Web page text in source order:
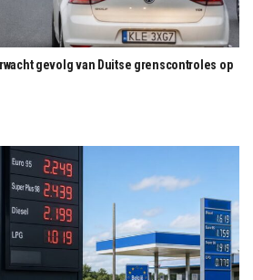
gevolg van Duitse grenscontroles op